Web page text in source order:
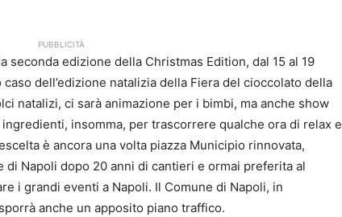
PUBBLICITÀ
seconda edizione della Christmas Edition, dal 15 al 19
dell’edizione natalizia della Fiera del cioccolato della
natalizi, ci sarà animazione per i bimbi, ma anche show
insomma, per trascorrere qualche ora di relax e
è ancora una volta piazza Municipio rinnovata,
Napoli dopo 20 anni di cantieri e ormai preferita al
i grandi eventi a Napoli. Il Comune di Napoli, in
anche un apposito piano traffico.